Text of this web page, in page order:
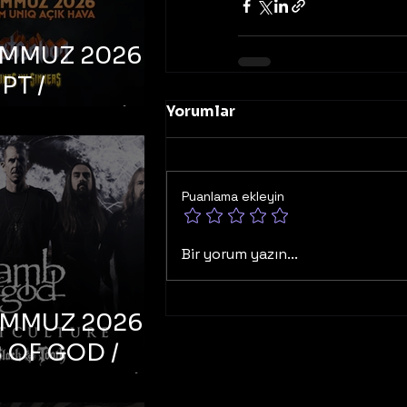
Yorumlar
Puanlama ekleyin
Bir yorum yazın...
2026 –
/
/
‘N’
– İstanbul,
Uniq
2026 –
OF GOD /
CULTURE /